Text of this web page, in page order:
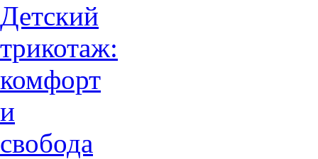
Детский
трикотаж:
комфорт
и
свобода